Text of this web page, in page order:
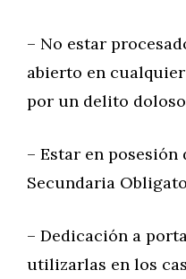
– No estar
abierto en
por un delito
– Estar en
Secundaria
– Dedicación a
utilizarlas en los